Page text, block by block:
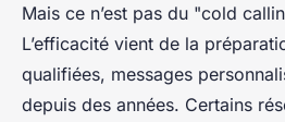
Mais ce n’est pas du "cold
L’efficacité vient de la
qualifiées, messages
depuis des années. Certains